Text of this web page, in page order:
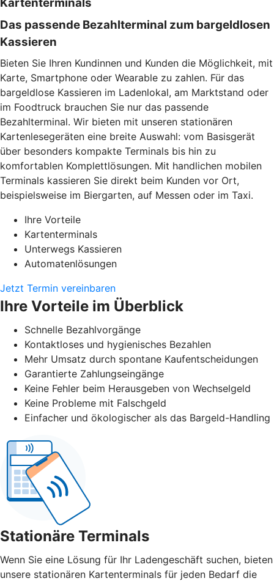
Das passende Bezahlterminal zum bargeldlosen
Kassieren
Bieten Sie Ihren Kundinnen und Kunden die Möglichkeit, mit
Karte, Smartphone oder Wearable zu zahlen. Für das
bargeldlose Kassieren im Ladenlokal, am Marktstand oder
im Foodtruck brauchen Sie nur das passende
Bezahlterminal. Wir bieten mit unseren stationären
Kartenlesegeräten eine breite Auswahl: vom Basisgerät
über besonders kompakte Terminals bis hin zu
komfortablen Komplettlösungen. Mit handlichen mobilen
Terminals kassieren Sie direkt beim Kunden vor Ort,
beispielsweise im Biergarten, auf Messen oder im Taxi.
Ihre Vorteile
Kartenterminals
Unterwegs Kassieren
Automatenlösungen
Jetzt Termin vereinbaren
Ihre Vorteile im Überblick
Schnelle Bezahlvorgänge
Kontaktloses und hygienisches Bezahlen
Mehr Umsatz durch spontane Kaufentscheidungen
Garantierte Zahlungseingänge
Keine Fehler beim Herausgeben von Wechselgeld
Keine Probleme mit Falschgeld
Einfacher und ökologischer als das Bargeld-Handling
Stationäre Terminals
Wenn Sie eine Lösung für Ihr Ladengeschäft suchen, bieten
unsere stationären Kartenterminals für jeden Bedarf die